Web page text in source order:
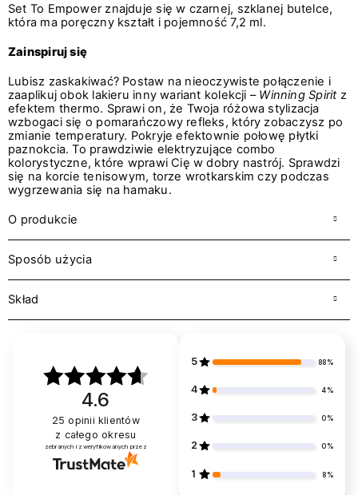
Set To Empower znajduje się w czarnej, szklanej butelce,
która ma poręczny kształt i pojemność 7,2 ml.
Zainspiruj się
Lubisz zaskakiwać? Postaw na nieoczywiste połączenie i
zaaplikuj obok lakieru inny wariant kolekcji – Winning Spiritz
efektem thermo. Sprawi on, że Twoja różowa stylizacja
wzbogaci się o pomarańczowy refleks, który zobaczysz po
zmianie temperatury. Pokryje efektownie połowę płytki
paznokcia. To prawdziwie elektryzujące combo
kolorystyczne, które wprawi Cię w dobry nastrój. Sprawdzi
się na korcie tenisowym, torze wrotkarskim czy podczas
wygrzewania się na hamaku.
O produkcie
Sposób użycia
Skład
4.6
25 opinii klientów
z całego okresu
zebranych i zweryfikowanych przez
5 88%
4 4%
3 0%
2 0%
1 8%